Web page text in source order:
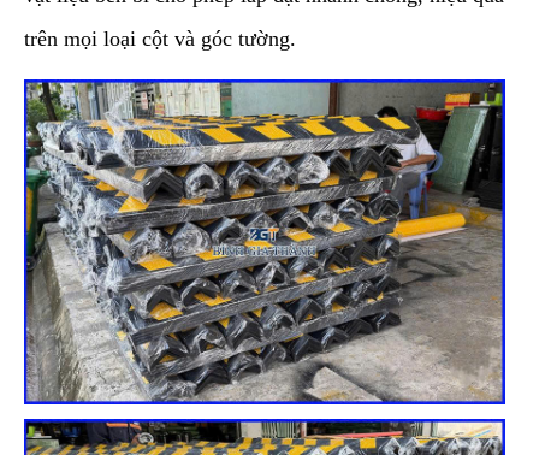
trên mọi loại cột và góc tường.